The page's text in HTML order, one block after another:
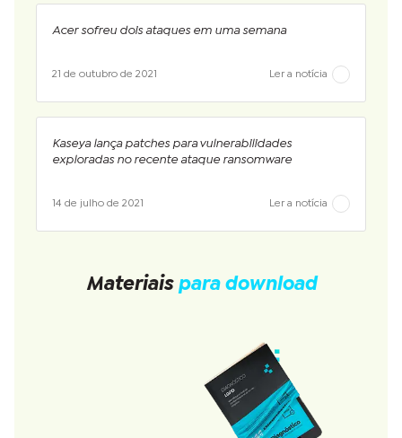
Acer sofreu dois ataques em uma semana
21 de outubro de 2021 Ler a notícia
Kaseya lança patches para vulnerabilidades
exploradas no recente ataque ransomware
14 de julho de 2021 Ler a notícia
Materiais para download